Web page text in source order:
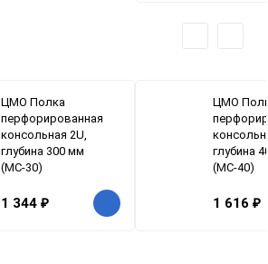
ЦМО Полка
перфорированная
консольная 2U,
глубина 300 мм
(МС-30)
1 344 ₽
ЦМО
глубина
(МС-40)
1 616 ₽